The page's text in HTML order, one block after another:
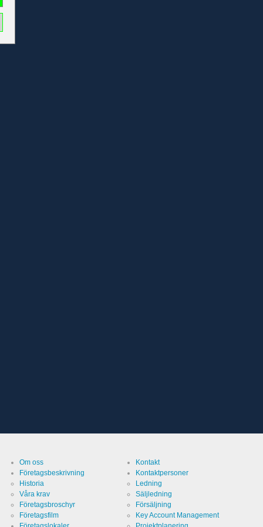
Om oss
Företagsbeskrivning
Historia
Våra krav
Företagsbroschyr
Företagsfilm
Kontakt
Kontaktpersoner
Ledning
Säljledning
Försäljning
Key Account Management